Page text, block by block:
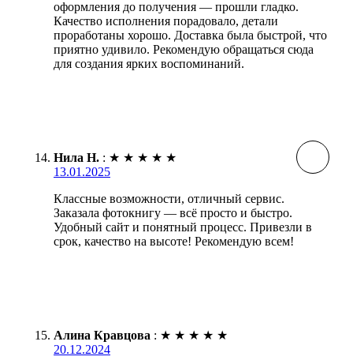
оформления до получения — прошли гладко.
Качество исполнения порадовало, детали
проработаны хорошо. Доставка была быстрой, что
приятно удивило. Рекомендую обращаться сюда
для создания ярких воспоминаний.
Нила Н. : ★ ★ ★ ★ ★
13.01.2025
Классные возможности, отличный сервис.
Заказала фотокнигу — всё просто и быстро.
Удобный сайт и понятный процесс. Привезли в
срок, качество на высоте! Рекомендую всем!
Алина Кравцова : ★ ★ ★ ★ ★
20.12.2024